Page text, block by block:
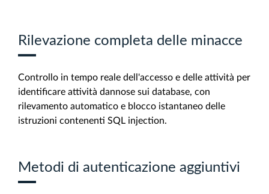
Rilevazione completa delle minacce
Controllo in tempo reale dell'accesso e delle attività per
identificare attività dannose sui database, con
rilevamento automatico e blocco istantaneo delle
istruzioni contenenti SQL injection.
Metodi di autenticazione aggiuntivi